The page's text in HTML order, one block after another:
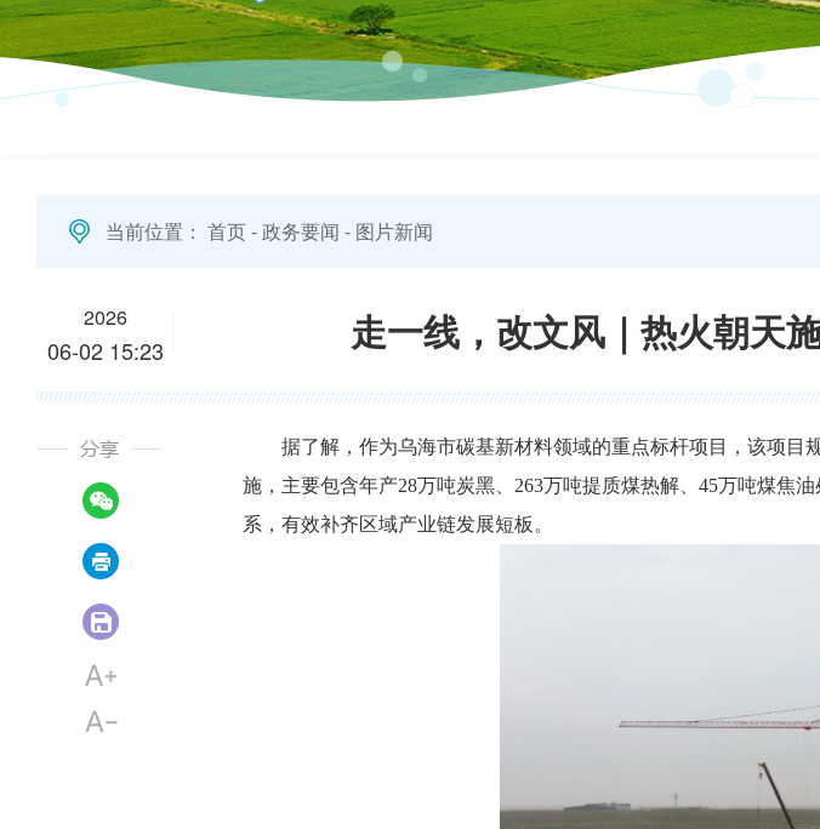
当前位置： 首页-政务要闻 - 图片新闻
2026
06-02 15:23 走一线，改文风｜热火朝天
据了解，作为乌海市碳基新材料领域的重点标杆项目，该项目
施，主要包含年产28万吨炭黑、263万吨提质煤热解、45万吨煤焦
系，有效补齐区域产业链发展短板。